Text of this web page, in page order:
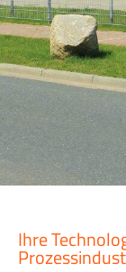
Ihre